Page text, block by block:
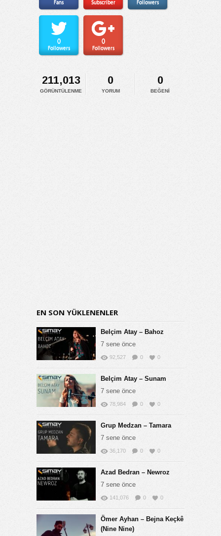
Fans Subscriber Followers
0
Followers
0
Followers
211,013
GÖRÜNTÜLENME
0
YORUM
0
BEĞENI
EN SON YÜKLENENLER
Belçim Atay – Bahoz
7 sene önce
92,527 0 0
Belçim Atay – Sunam
7 sene önce
78,984 0 0
Grup Medzan – Tamara
7 sene önce
36,170 0 0
Azad Bedran – Newroz
7 sene önce
141,076 0 0
Ömer Ayhan – Bejna Keçkê
(Nine Nine)